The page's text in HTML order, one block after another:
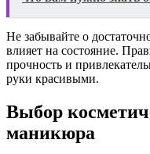
Не забывайте о
влияет на состояние.
прочность и
руки красивыми.
Выбор
маникюра